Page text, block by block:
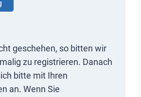
geschehen, so bitten wir
zu registrieren. Danach
bitte mit Ihren
an. Wenn Sie